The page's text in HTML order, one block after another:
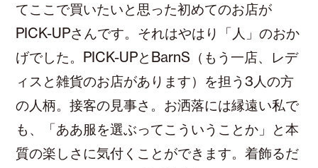
てここで買いたいと思った初めてのお店が
PICK-UPさんです。それはやはり「人」のおか
げでした。PICK-UPとBarnS（もう一店、レデ
ィスと雑貨のお店があります）を担う3人の方
の人柄。接客の見事さ。お洒落には縁遠い私で
も、「ああ服を選ぶってこういうことか」と本
質の楽しさに気付くことができます。着飾るだ